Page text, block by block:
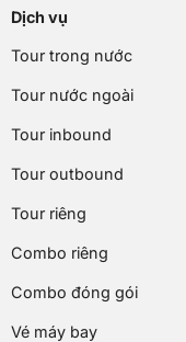
Dịch vụ
Tour trong nước
Tour nước ngoài
Tour inbound
Tour outbound
Tour riêng
Combo riêng
Combo đóng gói
Vé máy bay